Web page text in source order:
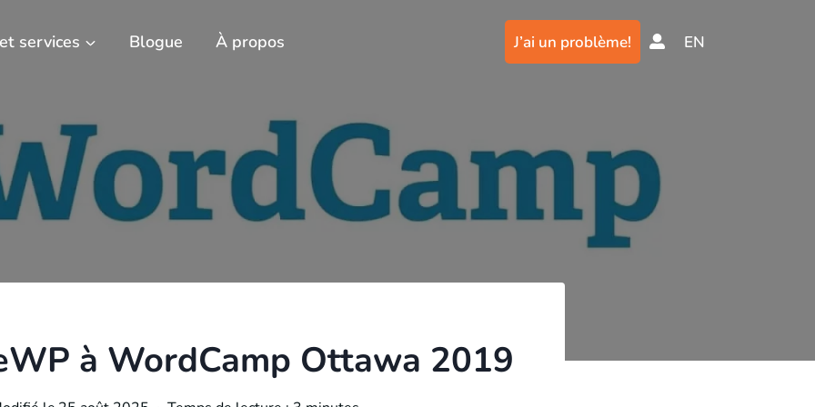
services Blogue À propos J’ai un problème! EN
à WordCamp Ottawa 2019